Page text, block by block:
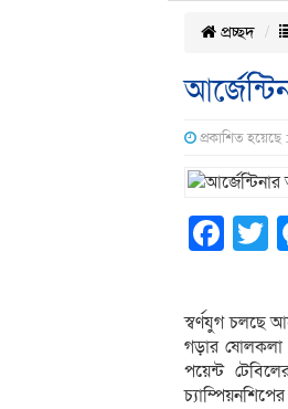
প্রচ্ছদ
প্রকাশিত
স্বর্ণযুগ চলছে
গড়ার ষোলকলা
পয়েন্ট